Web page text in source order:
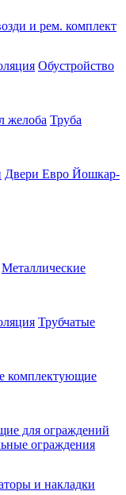
и рем. комплект
Обустройство
желоба Труба
Двери Евро Йошкар-
Металлические
Трубчатые
комплектующие
для ограждений
ограждения
и накладки